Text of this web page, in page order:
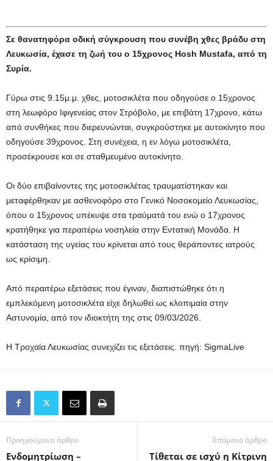
Σε θανατηφόρα οδική σύγκρουση που συνέβη χθες βράδυ στη
Λευκωσία, έχασε τη ζωή του ο 15χρονος Ηosh Μustafa, από τη
Συρία.
Γύρω στις 9.15μ.μ. χθες, μοτοσικλέτα που οδηγούσε ο 15χρονος
στη λεωφόρο Ιφιγενείας στον Στρόβολο, με επιβάτη 17χρονο, κάτω
από συνθήκες που διερευνώνται, συγκρούστηκε με αυτοκίνητο που
οδηγούσε 39χρονος. Στη συνέχεια, η εν λόγω μοτοσικλέτα,
προσέκρουσε και σε σταθμευμένο αυτοκίνητο.
Οι δύο επιβαίνοντες της μοτοσικλέτας τραυματίστηκαν και
μεταφέρθηκαν με ασθενοφόρο στο Γενικό Νοσοκομείο Λευκωσίας,
όπου ο 15χρονος υπέκυψε στα τραύματά του ενώ ο 17χρονος
κρατήθηκε για περαιτέρω νοσηλεία στην Εντατική Μονάδα. Η
κατάσταση της υγείας του κρίνεται από τους θεράποντες ιατρούς
ως κρίσιμη.
Από περαιτέρω εξετάσεις που έγιναν, διαπιστώθηκε ότι η
εμπλεκόμενη μοτοσικλέτα είχε δηλωθεί ως κλοπιμαία στην
Αστυνομία, από τον ιδιοκτήτη της στις 09/03/2026.
Η Τροχαία Λευκωσίας συνεχίζει τις εξετάσεις. πηγή: SigmaLive
Προηγούμενο άρθρο
Eνδομητρίωση –
Επόμενο άρθρο
Τίθεται σε ισχύ η Κίτρινη